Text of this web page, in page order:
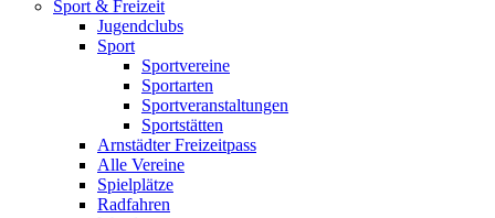
Sport & Freizeit
Jugendclubs
Sport
Sportvereine
Sportarten
Sportveranstaltungen
Sportstätten
Arnstädter Freizeitpass
Alle Vereine
Spielplätze
Radfahren